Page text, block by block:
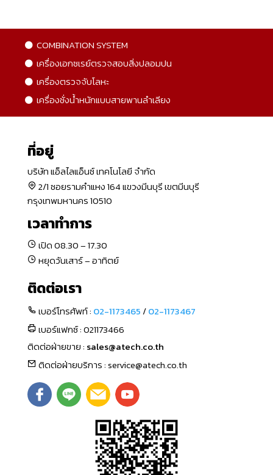
COMBINATION SYSTEM
เครื่องเอกซเรย์ตรวจสอบสิ่งปลอมปน
เครื่องตรวจจับโลหะ
เครื่องชั่งน้ำหนักแบบสายพานลำเลียง
ที่อยู่
บริษัท แอ็ลไลแอ็นซ์ เทคโนโลยี จำกัด
2/1 ซอยรามคำแหง 164 แขวงมีนบุรี เขตมีนบุรี
กรุงเทพมหานคร 10510
เวลาทำการ
เปิด 08.30 – 17.30
หยุดวันเสาร์ – อาทิตย์
ติดต่อเรา
เบอร์โทรศัพท์ : 02-1173465 /02-1173467
เบอร์แฟกซ์ : 021173466
ติดต่อฝ่ายขาย : sales@atech.co.th
ติดต่อฝ่ายบริการ : service@atech.co.th